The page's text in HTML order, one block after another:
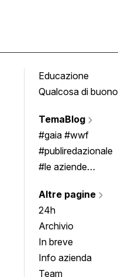
Educazione
Qualcosa di buono
TemaBlog
#gaia #wwf
#publiredazionale
#le aziende
Altre pagine
24h
Archivio
In breve
Info azienda
Team